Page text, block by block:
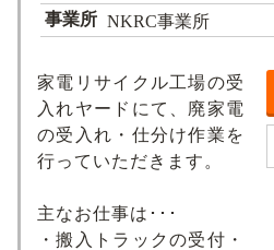
事業所 NKRC事業所
家電リサイクル工場の受
入れヤードにて、廃家電
の受入れ・仕分け作業を
行っていただきます。
主なお仕事は･･･
・搬入トラックの受付・